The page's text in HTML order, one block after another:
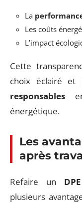
La
Les coûts
L’impact
Cette
choix éclairé et
responsables
énergétique.
Les
après
Refaire un DPE
plusieurs